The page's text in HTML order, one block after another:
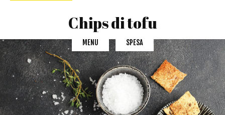
Chips di tofu
MENU SPESA